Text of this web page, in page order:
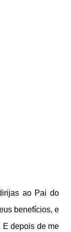
ao Pai do
benefícios, e
E depois de me